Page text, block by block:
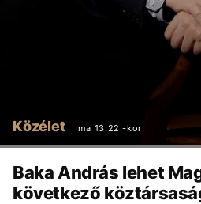
Közélet ma 13:22 -kor
Baka András lehet
következő